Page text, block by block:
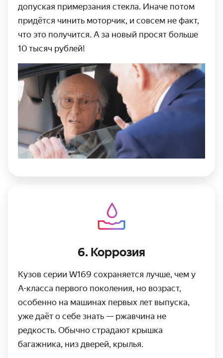
допуская примерзания стекла. Иначе потом
придётся чинить моторчик, и совсем не факт,
что это получится. А за новый просят больше
10 тысяч рублей!
6. Коррозия
Кузов серии W169 сохраняется лучше, чем у
А-класса первого поколения, но возраст,
особенно на машинах первых лет выпуска,
уже даёт о себе знать — ржавчина не
редкость. Обычно страдают крышка
багажника, низ дверей, крылья.